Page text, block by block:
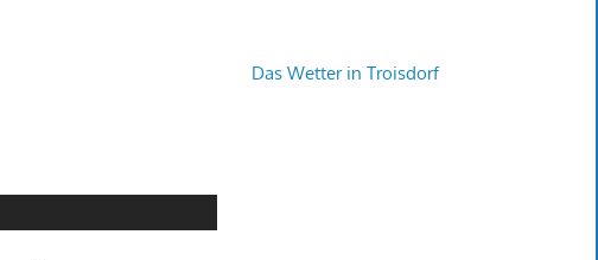
Das Wetter in Troisdorf